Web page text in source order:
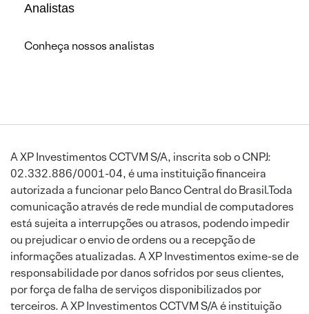
Analistas
Conheça nossos analistas
A XP Investimentos CCTVM S/A, inscrita sob o CNPJ:
02.332.886/0001-04, é uma instituição financeira
autorizada a funcionar pelo Banco Central do Brasil.Toda
comunicação através de rede mundial de computadores
está sujeita a interrupções ou atrasos, podendo impedir
ou prejudicar o envio de ordens ou a recepção de
informações atualizadas. A XP Investimentos exime-se de
responsabilidade por danos sofridos por seus clientes,
por força de falha de serviços disponibilizados por
terceiros. A XP Investimentos CCTVM S/A é instituição